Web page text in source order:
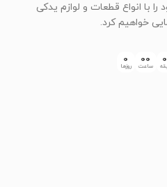
با انواع قطعات و لوازم یدکی
خواهیم کرد.
0
روزها
00
ساعت